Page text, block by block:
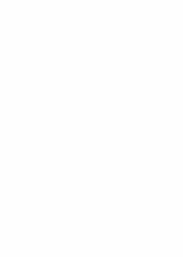
:
1km
3km